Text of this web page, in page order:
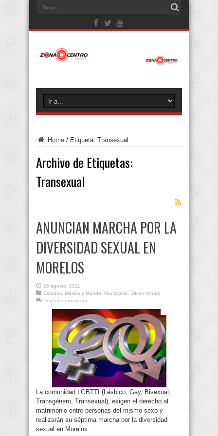
Home / Etiqueta: Transexual
Archivo de Etiquetas:
Transexual
ANUNCIAN MARCHA POR LA
DIVERSIDAD SEXUAL EN
MORELOS
16 agosto, 2011
Estados, México y Mundo, Municipios, Último minuto
Deja un comentario
La comunidad LGBTTI (Lésbico, Gay, Bisexual,
Transgénero, Transexual), exigen el derecho al
matrimonio entre personas del mismo sexo y
realizarán su séptima marcha por la diversidad
sexual en Morelos.